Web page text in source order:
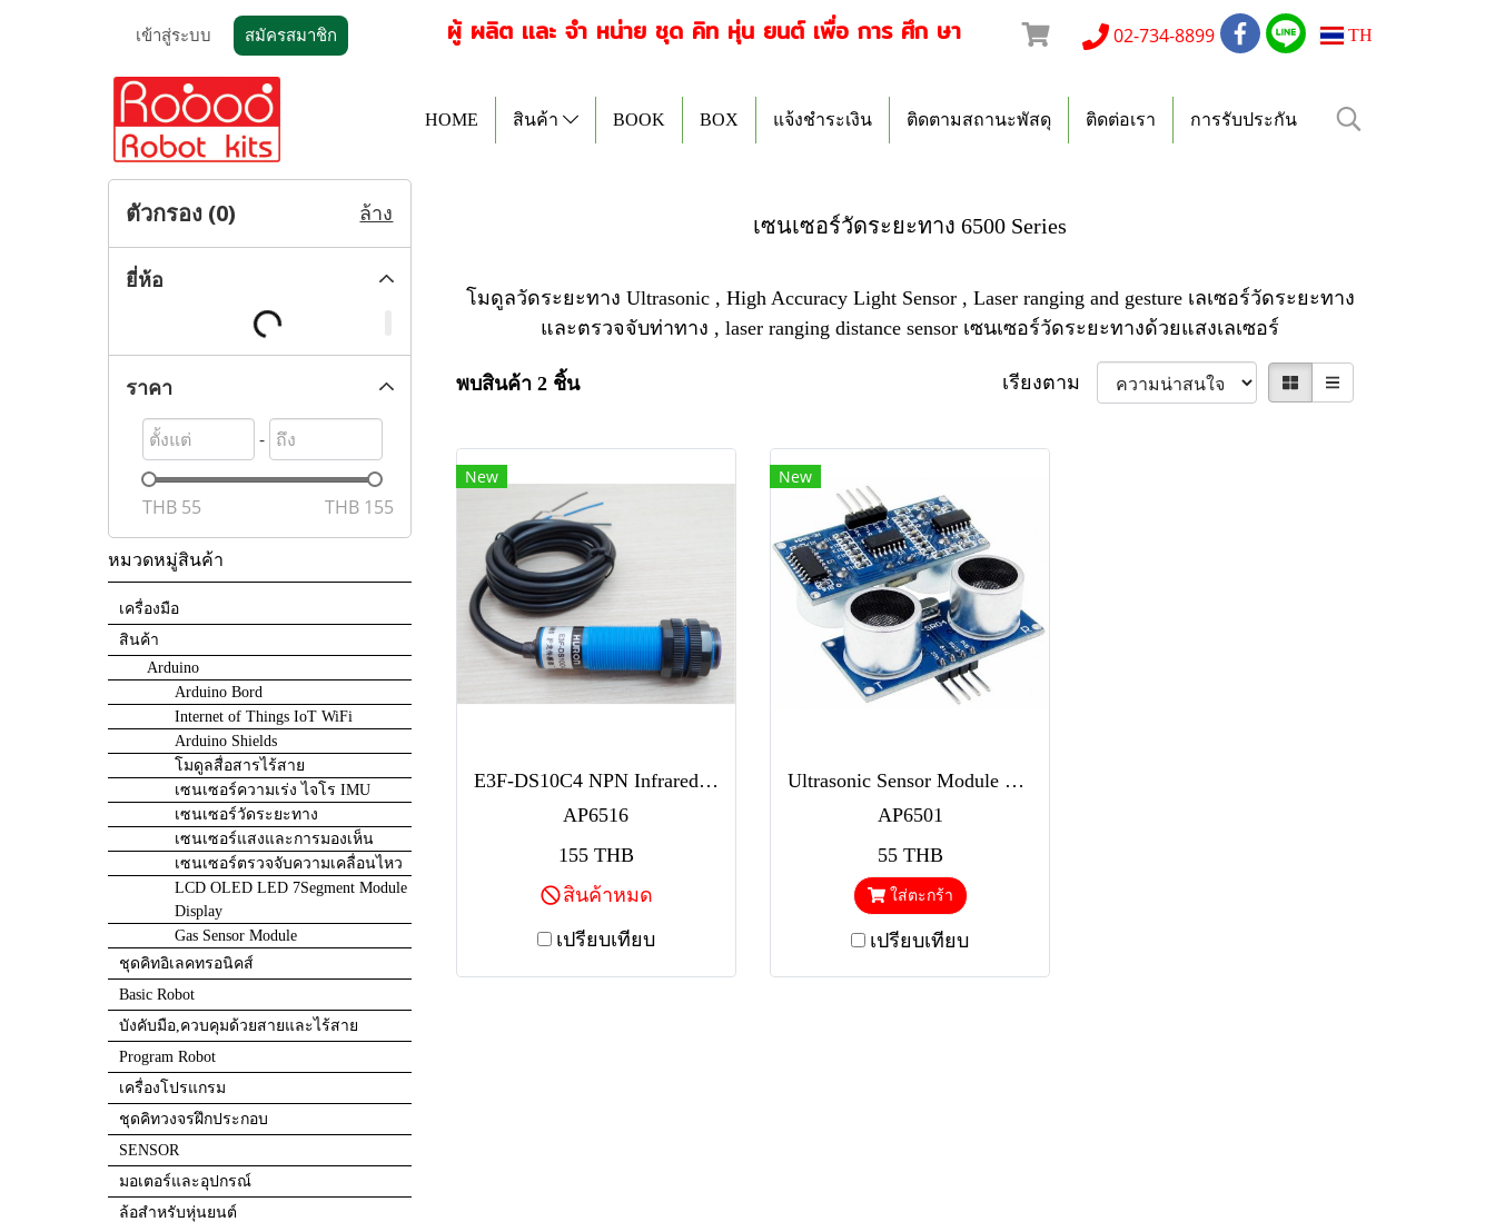
เข้าสู่ระบบ สมัครสมาชิก ผู้ ผลิต เเละ จำ หน่าย ชุด คิท หุ่น ยนต์ เพื่อ การ ศึก ษา 02-734-8899 TH
HOME สินค้า BOOK BOX แจ้งชำระเงิน ติดตามสถานะพัสดุ ติดต่อเรา การรับประกัน
เซนเซอร์วัดระยะทาง 6500 Series
โมดูลวัดระยะทาง Ultrasonic , High Accuracy Light Sensor , Laser ranging and gesture เลเซอร์วัดระยะทาง
และตรวจจับท่าทาง , laser ranging distance sensor เซนเซอร์วัดระยะทางด้วยแสงเลเซอร์
พบสินค้า 2 ชิ้น เรียงตาม
New
E3F-DS10C4 NPN Infrared photoelectric switch Sensor Module
AP6516
155 THB
สินค้าหมด
เปรียบเทียบ
New
Ultrasonic Sensor Module HC-SR04
AP6501
55 THB
ใส่ตะกร้า
เปรียบเทียบ
ตัวกรอง (0) ล้าง
ยี่ห้อ
ราคา
-
THB 55 THB 155
หมวดหมู่สินค้า
เครื่องมือ
สินค้า
Arduino
Arduino Bord
Internet of Things IoT WiFi
Arduino Shields
โมดูลสื่อสารไร้สาย
เซนเซอร์ความเร่ง ไจโร IMU
เซนเซอร์วัดระยะทาง
เซนเซอร์แสงและการมองเห็น
เซนเซอร์ตรวจจับความเคลื่อนไหว
LCD OLED LED 7Segment Module
Display
Gas Sensor Module
ชุดคิทอิเลคทรอนิคส์
Basic Robot
บังคับมือ,ควบคุมด้วยสายและไร้สาย
Program Robot
เครื่องโปรแกรม
ชุดคิทวงจรฝึกประกอบ
SENSOR
มอเตอร์และอุปกรณ์
ล้อสำหรับหุ่นยนต์